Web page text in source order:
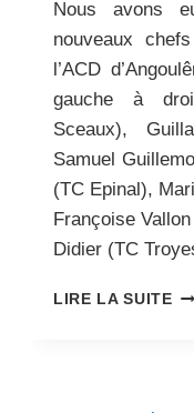
Nous avons
nouveaux
l’ACD
gauche à
Sceaux),
Samuel
(TC Epinal),
Françoise
Didier (TC
LIRE LA SUITE